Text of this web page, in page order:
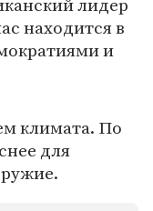
находится в
и
климата. По
для